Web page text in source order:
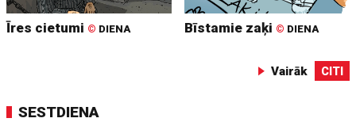
Īres cietumi © DIENA Bīstamie zaķi © DIENA
Vairāk CITI
SESTDIENA